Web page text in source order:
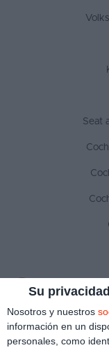
Su
Nosotros y nuestros
información en un
personales, como
Seat